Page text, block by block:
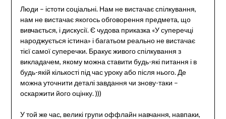
Люди – істоти соціальні. Нам не вистачає спілкування,
нам не вистачає якогось обговорення предмета, що
вивчається, і дискусії. Є чудова приказка «У суперечці
народжується істина» і багатьом реально не вистачає
тієї самої суперечки. Бракує живого спілкування з
викладачем, якому можна ставити будь-які питання і в
будь-якій кількості під час уроку або після нього. Де
можна уточнити деталі завдання чи знову-таки –
оскаржити його оцінку. )))
У той же час, великі групи оффлайн навчання, навпаки,